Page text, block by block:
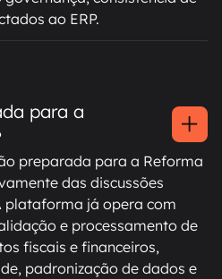
ao ERP.
para a
preparada para a Reforma
das discussões
plataforma já opera com
e processamento de
fiscais e financeiros,
padronização de dados e